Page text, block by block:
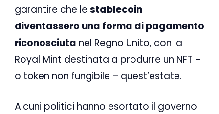
garantire che le stablecoin
diventassero una forma di pagamento
riconosciuta nel Regno Unito, con la
Royal Mint destinata a produrre un NFT –
o token non fungibile – quest’estate.
Alcuni politici hanno esortato il governo